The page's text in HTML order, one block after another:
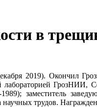
в
2019). Окончил
лабораторией
заместитель
трудов.